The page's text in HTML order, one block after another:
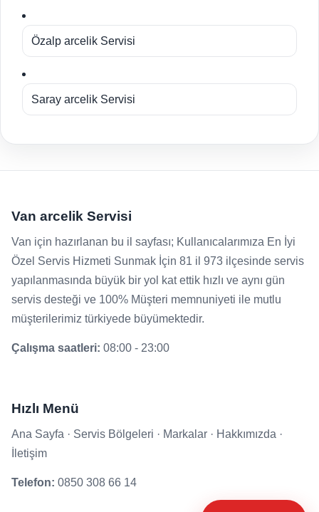
Özalp arcelik Servisi
Saray arcelik Servisi
Van arcelik Servisi
Van için hazırlanan bu il sayfası; Kullanıcalarımıza En İyi
Özel Servis Hizmeti Sunmak İçin 81 il 973 ilçesinde servis
yapılanmasında büyük bir yol kat ettik hızlı ve aynı gün
servis desteği ve 100% Müşteri memnuniyeti ile mutlu
müşterilerimiz türkiyede büyümektedir.
Çalışma saatleri: 08:00 - 23:00
Hızlı Menü
Ana Sayfa · Servis Bölgeleri · Markalar · Hakkımızda ·
İletişim
Telefon: 0850 308 66 14